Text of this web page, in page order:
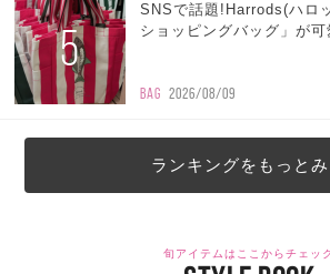
5
SNSで話題!Harrods(ハロ
ショッピングバッグ」が
BAG 2026/08/09
ランキングをもっとみ
旬アイテムはここからチェック